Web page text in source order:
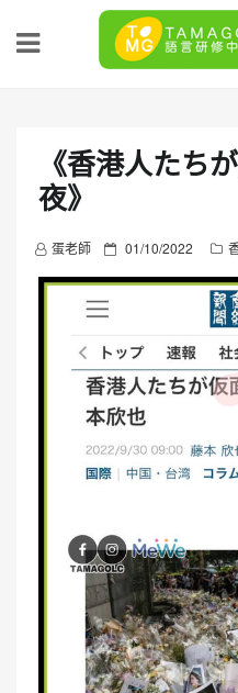
《香港人たち
夜》
蛋老師
P
o
e
d
o
n
01/10/2022